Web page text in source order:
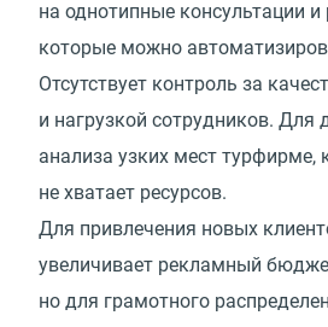
на однотипные консультации
которые можно
Отсутствует контроль за
и нагрузкой сотрудников. Для
анализа узких мест турфирме,
не хватает ресурсов.
Для привлечения новых
увеличивает рекламный
но для грамотного